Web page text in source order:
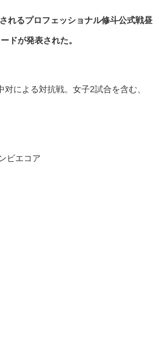
れるプロフェッショナル修斗公式戦昼
ドが発表された。
による対抗戦。女子2試合を含む、
ビエコア